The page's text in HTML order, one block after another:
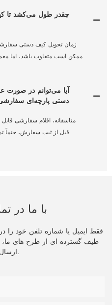
چقدر طول می‌کشد تا
زمان تحویل کیف دستی
آیا می‌توانم در صورت
دستی پارچه‌ای
متاسفانه، اقلام سفارشی
قبل از ثبت سفارش، حتماً
با ما در
فقط ایمیل یا شماره تلفن خود را
طیف گسترده ای از طرح های ما،
ارسال کنیم.